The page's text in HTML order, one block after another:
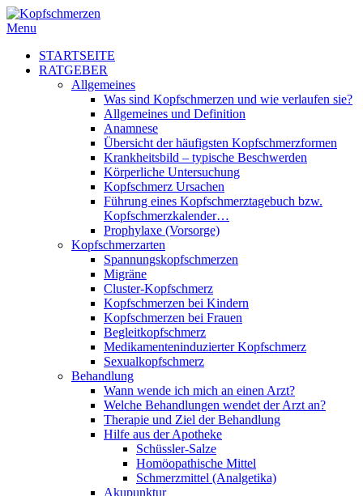
Menu
STARTSEITE
RATGEBER
Allgemeines
Was sind Kopfschmerzen und wie verlaufen sie?
Allgemeines und Definition
Anamnese
Übersicht der häufigsten Kopfschmerzformen
Krankheitsbild – typische Beschwerden
Körperliche Untersuchung
Kopfschmerz Ursachen
Führung eines Kopfschmerztagebuch bzw.
Kopfschmerzkalender…
Prophylaxe (Vorsorge)
Kopfschmerzarten
Spannungskopfschmerzen
Migräne
Cluster-Kopfschmerz
Kopfschmerzen bei Kindern
Kopfschmerzen bei Frauen
Begleitkopfschmerz
Medikamenteninduzierter Kopfschmerz
Sexualkopfschmerz
Behandlung
Wann wende ich mich an einen Arzt?
Welche Behandlungen wendet der Arzt an?
Therapie und Ziel der Behandlung
Hilfe aus der Apotheke
Schüssler-Salze
Homöopathische Mittel
Schmerzmittel (Analgetika)
Akupunktur